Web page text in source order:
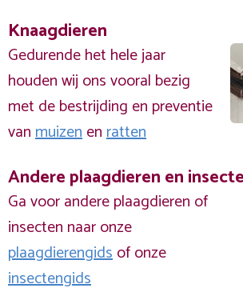
Knaagdieren
Gedurende het hele jaar
houden wij ons vooral bezig
met de bestrijding en preventie
vanmuizenenratten
Andere plaagdieren en
Ga voor andere plaagdieren of
insecten naar onze
plaagdierengidsof onze
insectengids